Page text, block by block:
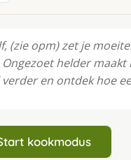
opm) zet je
helder
en ontdek hoe
kookmodus